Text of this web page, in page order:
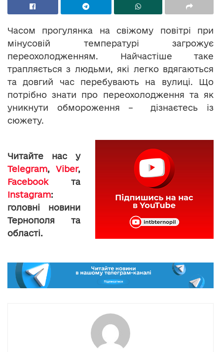
Часом прогулянка на свіжому повітрі при
мінусовій температурі загрожує
переохолодженням. Найчастіше таке
трапляється з людьми, які легко вдягаються
та довгий час перебувають на вулиці. Що
потрібно знати про переохолодження та як
уникнути обмороження – дізнаєтесь із
сюжету.
Читайте нас у
Telegram, Viber,
Facebookта
Instagram:
головні новини
Тернополя та
області.